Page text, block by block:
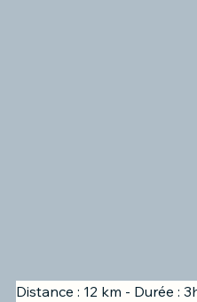
Distance : 12 km - Durée :